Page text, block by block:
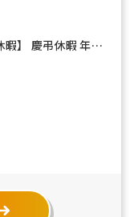
暇】 慶弔休暇 年末